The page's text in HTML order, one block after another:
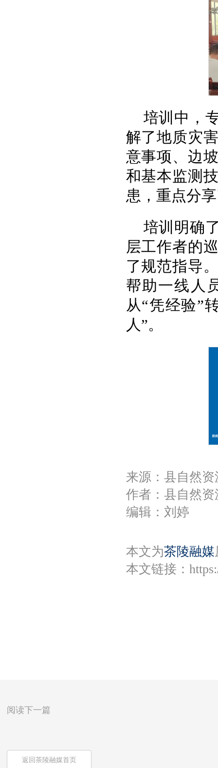
培训中，
解了地质灾
意事项、边
和基本监测
患，重点分
培训明确
层工作者的
了规范指导
帮助一线人
从“凭经验”
人”。
来源：县自然资
作者：县自然资
编辑：刘婷
本文为茶陵融媒
本文链接：
阅读下一篇
返回茶陵融媒首页